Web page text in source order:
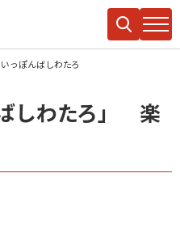
いっぽんばしわたろ
しわたろ」 楽